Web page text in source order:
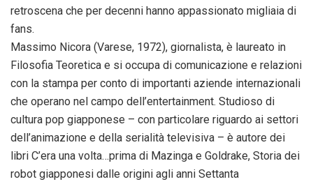
retroscena che per decenni hanno appassionato migliaia di
fans.
Massimo Nicora (Varese, 1972), giornalista, è laureato in
Filosofia Teoretica e si occupa di comunicazione e relazioni
con la stampa per conto di importanti aziende internazionali
che operano nel campo dell’entertainment. Studioso di
cultura pop giapponese – con particolare riguardo ai settori
dell’animazione e della serialità televisiva – è autore dei
libri C’era una volta…prima di Mazinga e Goldrake, Storia dei
robot giapponesi dalle origini agli anni Settanta